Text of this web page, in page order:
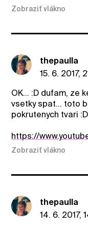
Zobraziť vlákno
thepaulla
15. 6. 2017,
OK... :D dufam, ze
vsetky spat... toto
pokrutenych tvari :D
https://
Zobraziť vlákno
thepaulla
14. 6. 2017,